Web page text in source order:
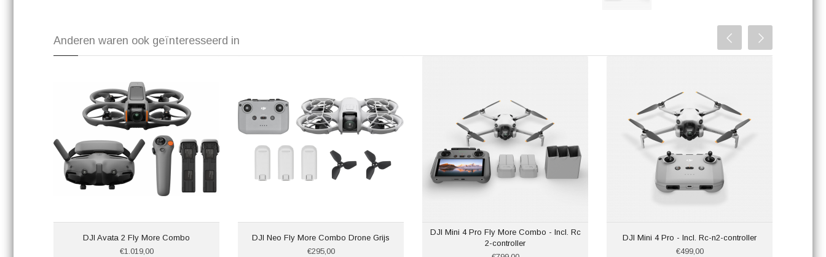
Anderen waren ook geïnteresseerd in
DJI Avata 2 Fly More Combo
€1.019,00
DJI Neo Fly More Combo Drone Grijs
€295,00
DJI Mini 4 Pro Fly More Combo - Incl. Rc
2-controller
DJI Mini 4 Pro - Incl. Rc-n2-controller
€499,00